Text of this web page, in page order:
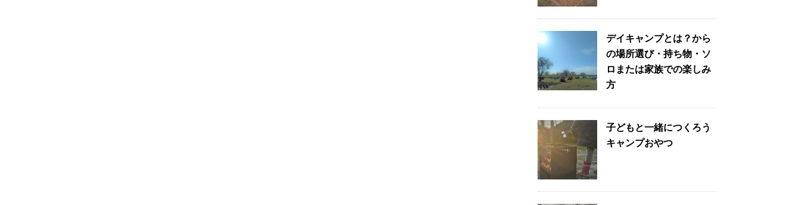
デイキャンプとは？から
の場所選び・持ち物・ソ
ロまたは家族での楽しみ
方
子どもと一緒につくろう
キャンプおやつ